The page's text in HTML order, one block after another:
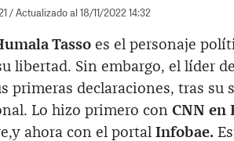
/ Actualizado al 18/11/2022 14:32
Tasso es el personaje
libertad. Sin embargo, el líder
primeras declaraciones, tras su
Lo hizo primero con CNN en
ahora con el portal Infobae.